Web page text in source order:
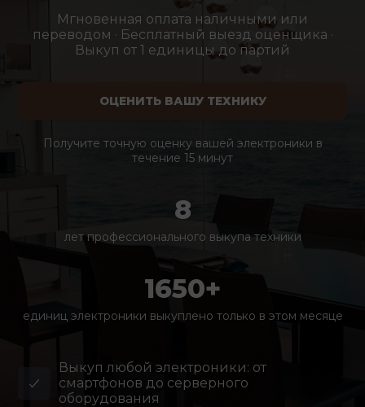
Мгновенная оплата наличными или
переводом · Бесплатный выезд оценщика ·
Выкуп от 1 единицы до партий
ОЦЕНИТЬ ВАШУ ТЕХНИКУ
Получите точную оценку вашей электроники в
течение 15 минут
8
лет профессионального выкупа техники
1650+
единиц электроники выкуплено только в этом месяце
Выкуп любой электроники: от
смартфонов до серверного
оборудования